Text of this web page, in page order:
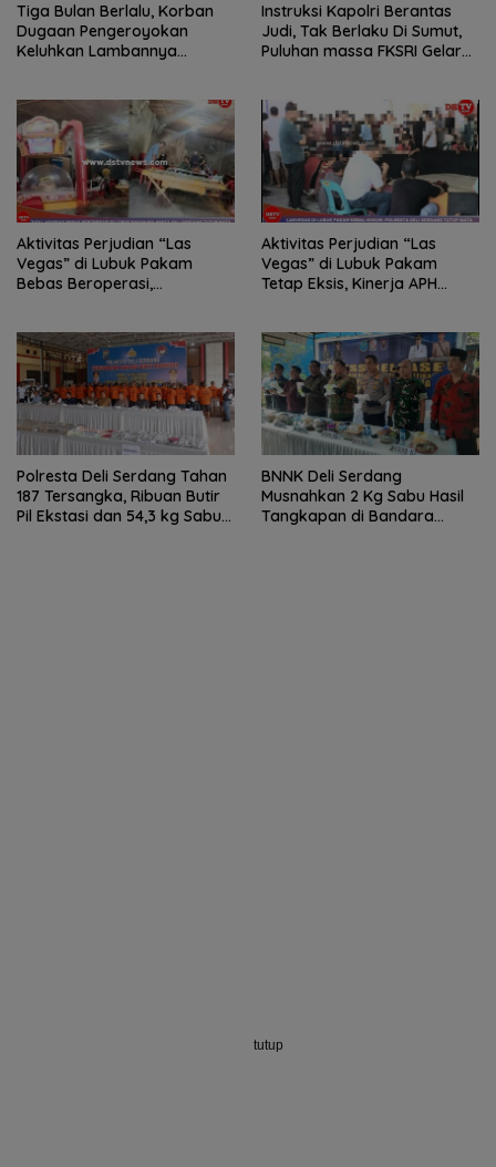
Tiga Bulan Berlalu, Korban
Dugaan Pengeroyokan
Keluhkan Lambannya
Instruksi Kapolri Berantas
Judi, Tak Berlaku Di Sumut,
Puluhan massa FKSRI Gelar
Aktivitas Perjudian “Las
Vegas” di Lubuk Pakam
Bebas Beroperasi,
Aktivitas Perjudian “Las
Vegas” di Lubuk Pakam
Tetap Eksis, Kinerja APH
Polresta Deli Serdang Tahan
187 Tersangka, Ribuan Butir
Pil Ekstasi dan 54,3 kg Sabu
BNNK Deli Serdang
Musnahkan 2 Kg Sabu Hasil
Tangkapan di Bandara
tutup